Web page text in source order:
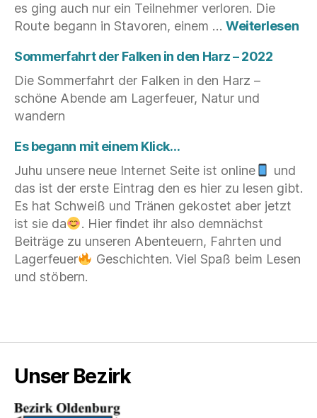
es ging auch nur ein Teilnehmer verloren. Die
Route begann in Stavoren, einem … Weiterlesen:
Sommerfahrt der Falken in den Harz – 2022
Die Sommerfahrt der Falken in den Harz –
schöne Abende am Lagerfeuer, Natur und
wandern
Es begann mit einem Klick…
Juhu unsere neue Internet Seite ist online
und
das ist der erste Eintrag den es hier zu lesen gibt.
Es hat Schweiß und Tränen gekostet aber jetzt
ist sie da
. Hier findet ihr also demnächst
Beiträge zu unseren Abenteuern, Fahrten und
Lagerfeuer
Geschichten. Viel Spaß beim Lesen
und stöbern.
Unser Bezirk